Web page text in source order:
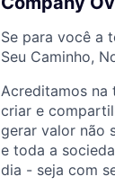
Se para você a
Seu Caminho,
Acreditamos na
criar e
gerar valor não
e toda a
dia - seja com